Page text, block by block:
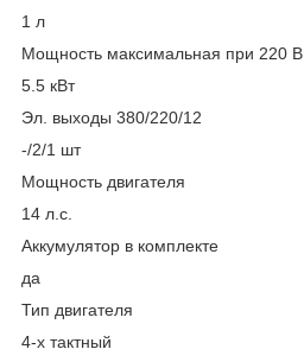
1 л
Мощность максимальная при 220 В
5.5 кВт
Эл. выходы 380/220/12
-/2/1 шт
Мощность двигателя
14 л.с.
Аккумулятор в комплекте
да
Тип двигателя
4-х тактный